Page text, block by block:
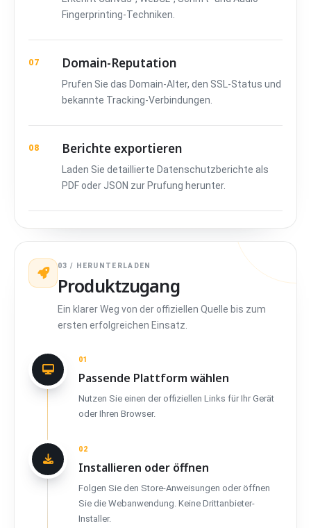
Fingerprinting-Techniken.
07 Domain-Reputation
Prufen Sie das Domain-Alter, den SSL-Status und
bekannte Tracking-Verbindungen.
08 Berichte exportieren
Laden Sie detaillierte Datenschutzberichte als
PDF oder JSON zur Prufung herunter.
03 / HERUNTERLADEN
Produktzugang
Ein klarer Weg von der offiziellen Quelle bis zum
ersten erfolgreichen Einsatz.
01
Passende Plattform wählen
Nutzen Sie einen der offiziellen Links für Ihr Gerät
oder Ihren Browser.
02
Installieren oder öffnen
Folgen Sie den Store-Anweisungen oder öffnen
Sie die Webanwendung. Keine Drittanbieter-
Installer.